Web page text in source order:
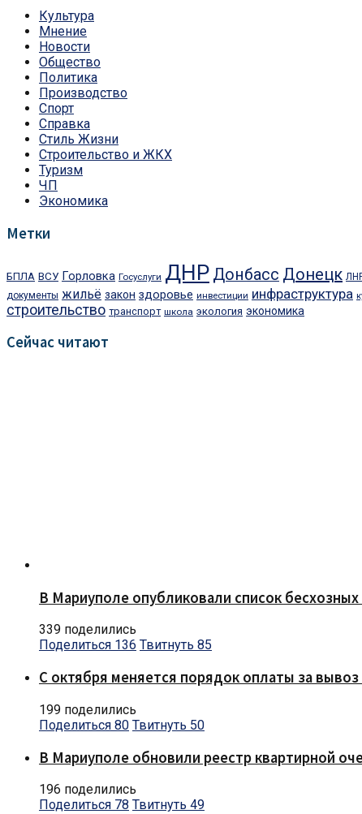
Культура
Мнение
Новости
Общество
Политика
Производство
Спорт
Справка
Стиль Жизни
Строительство и ЖКХ
Туризм
ЧП
Экономика
Метки
БПЛА ВСУ Горловка Госуслуги ДНР Донбасс Донецк
документы жильё закон здоровье инвестиции инфраструктура
строительство транспорт школа экология экономика
Сейчас читают
В Мариуполе опубликовали список бесхозных
339 поделились
Поделиться 136 Твитнуть 85
С октября меняется порядок оплаты за
199 поделились
Поделиться 80 Твитнуть 50
В Мариуполе обновили реестр квартирной
196 поделились
Поделиться 78 Твитнуть 49